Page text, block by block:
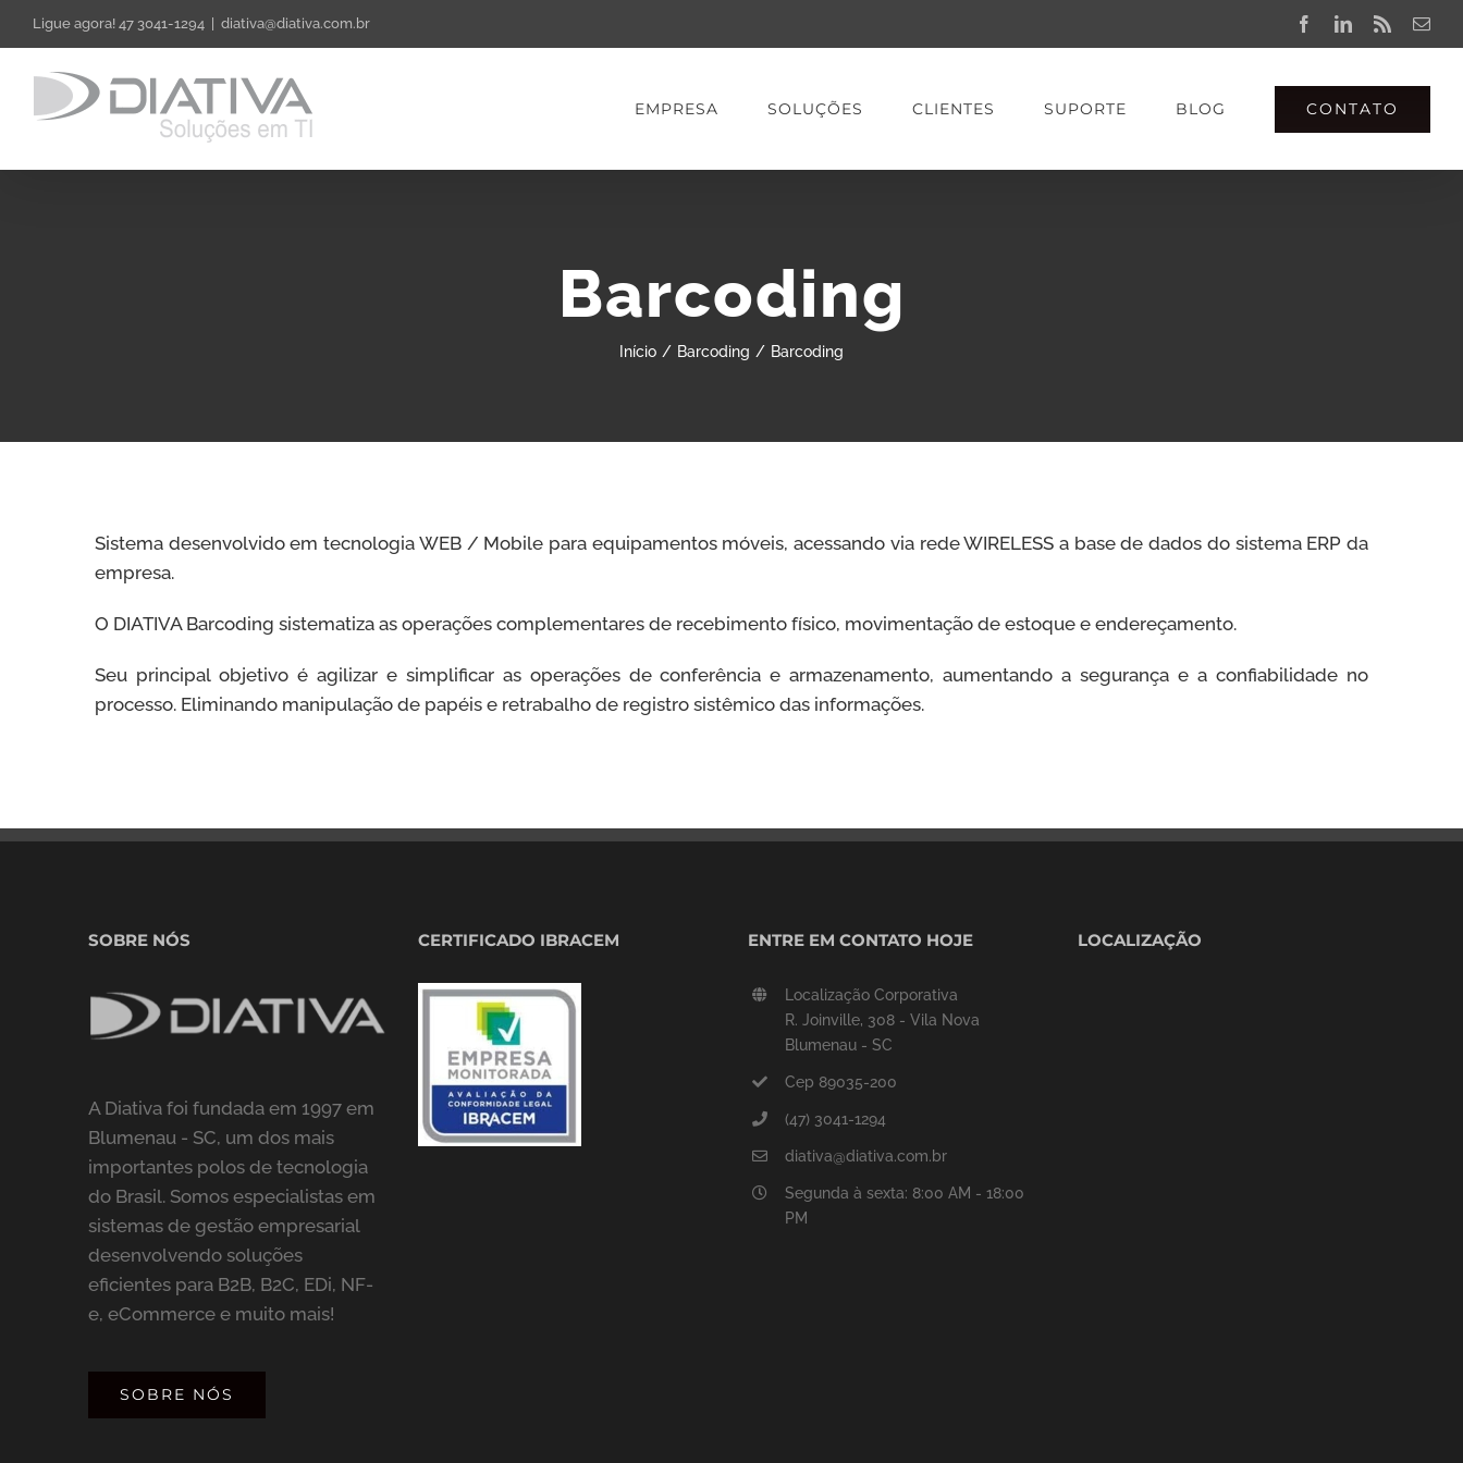
Skip
to
content
Ligue agora! 47 3041-1294 diativa@diativa.com.br FacebookLinkedIn
Rss
EMPRESA SOLUÇÕES CLIENTES SUPORTE BLOG CONTATO
Barcoding
Início / Barcoding / Barcoding
Sistema desenvolvido em tecnologia WEB / Mobile para equipamentos móveis, acessando via rede WIRELESS a base de dados do sistema ERP da
empresa.
O DIATIVA Barcoding sistematiza as operações complementares de recebimento físico, movimentação de estoque e endereçamento.
Seu principal objetivo é agilizar e simplificar as operações de conferência e armazenamento, aumentando a segurança e a confiabilidade no
processo. Eliminando manipulação de papéis e retrabalho de registro sistêmico das informações.
SOBRE NÓS
A Diativa foi fundada em 1997 em
Blumenau - SC, um dos mais
importantes polos de tecnologia
do Brasil. Somos especialistas em
sistemas de gestão empresarial
desenvolvendo soluções
eficientes para B2B, B2C, EDi, NF-
e, eCommerce e muito mais!
SOBRE NÓS
CERTIFICADO IBRACEM ENTRE EM CONTATO HOJE
Localização Corporativa
R. Joinville, 308 - Vila Nova
Blumenau - SC
Cep 89035-200
(47) 3041-1294
diativa@diativa.com.br
Segunda à sexta: 8:00 AM - 18:00
PM
LOCALIZAÇÃO